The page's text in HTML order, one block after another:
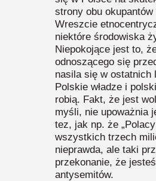
strony obu
Wreszcie
niektóre środowiska
Niepokojące jest to,
odnoszącego się
nasila się w ostatnich
Polskie władze i
robią. Fakt, że jest
myśli, nie upoważnia
tez, jak np. że
wszystkich trzech
nieprawda, ale taki
przekonanie, że
antysemitów.